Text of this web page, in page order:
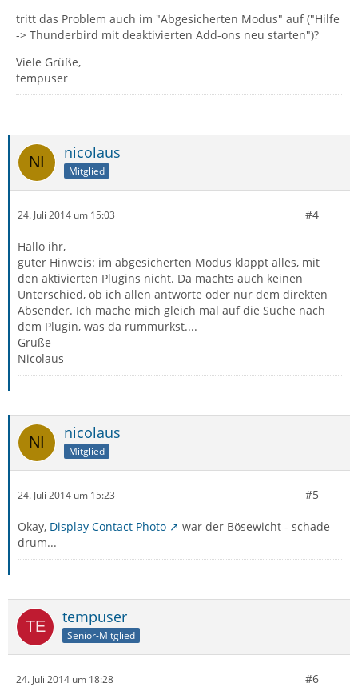
tritt das Problem auch im "Abgesicherten Modus" auf ("Hilfe
-> Thunderbird mit deaktivierten Add-ons neu starten")?
Viele Grüße,
tempuser
nicolaus
Mitglied
24. Juli 2014 um 15:03 #4
Hallo ihr,
guter Hinweis: im abgesicherten Modus klappt alles, mit
den aktivierten Plugins nicht. Da machts auch keinen
Unterschied, ob ich allen antworte oder nur dem direkten
Absender. Ich mache mich gleich mal auf die Suche nach
dem Plugin, was da rummurkst....
Grüße
Nicolaus
nicolaus
Mitglied
24. Juli 2014 um 15:23 #5
Okay, Display Contact Photo
war der Bösewicht - schade
drum...
tempuser
Senior-Mitglied
24. Juli 2014 um 18:28 #6